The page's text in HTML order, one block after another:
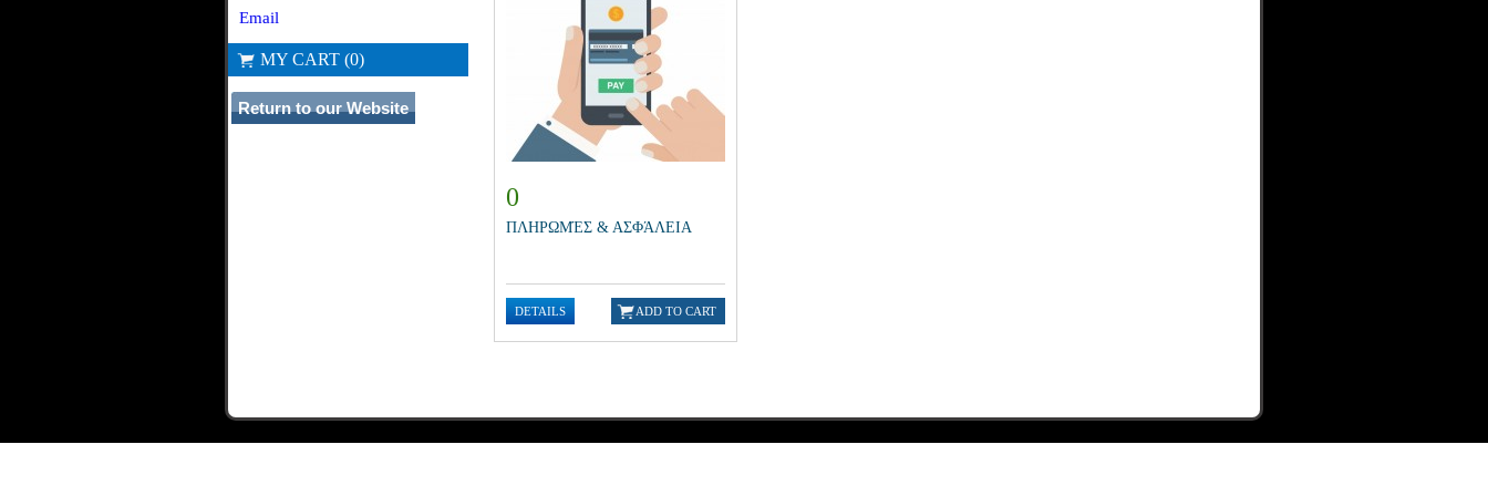
Email
MY CART (0)
0
ΠΛΗΡΩΜΈΣ & ΑΣΦΆΛΕΙΑ